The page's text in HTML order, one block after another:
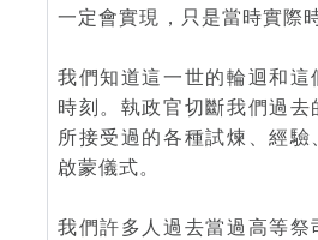
一定會實現，只是當時實際
我們知道這一世的輪迴和這
時刻。執政官切斷我們過去
所接受過的各種試煉、經驗
啟蒙儀式。
我們許多人過去當過高等祭